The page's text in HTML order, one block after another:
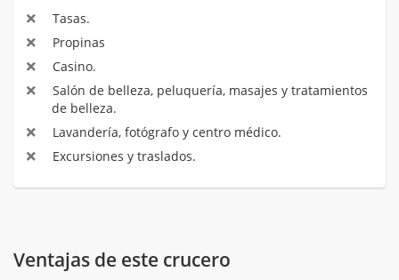
Tasas.
Propinas
Casino.
Salón de belleza, peluquería, masajes y tratamientos
de belleza.
Lavandería, fotógrafo y centro médico.
Excursiones y traslados.
Ventajas de este crucero